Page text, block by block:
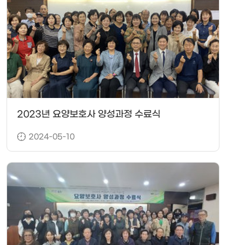
2023년 요양보호사 양성과정 수료식
2024-05-10